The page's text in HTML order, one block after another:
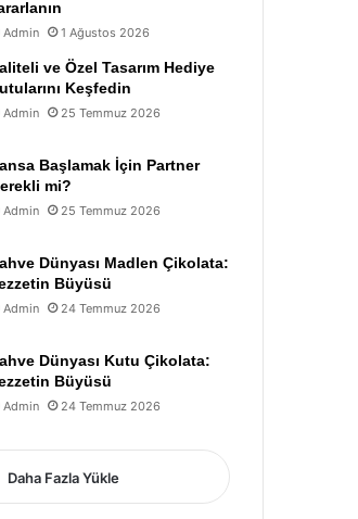
Admin 1 Ağustos 2026
ve Özel Tasarım Hediye
Keşfedin
Admin 25 Temmuz 2026
Başlamak İçin Partner
mi?
Admin 25 Temmuz 2026
Dünyası Madlen Çikolata:
Büyüsü
Admin 24 Temmuz 2026
Dünyası Kutu Çikolata:
Büyüsü
Admin 24 Temmuz 2026
Daha Fazla Yükle